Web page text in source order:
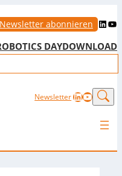
Newsletter abonnieren LinkedIn YouTube
DAYDOWNLOAD
NewsletterLinkedIn